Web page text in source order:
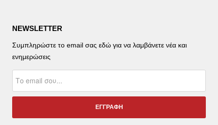
NEWSLETTER
Συμπληρώστε το email σας εδώ για να λαμβάνετε νέα και
ενημερώσεις